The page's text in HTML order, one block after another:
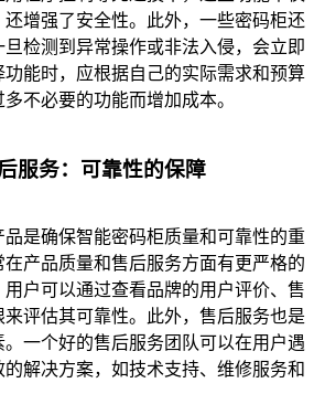
增强了安全性。此外，一些密码柜还
检测到异常操作或非法入侵，会立即
能时，应根据自己的实际需求和预算
不必要的功能而增加成本。
务：可靠性的保障
确保智能密码柜质量和可靠性的重
产品质量和售后服务方面有更严格的
户可以通过查看品牌的用户评价、售
评估其可靠性。此外，售后服务也是
一个好的售后服务团队可以在用户遇
解决方案，如技术支持、维修服务和